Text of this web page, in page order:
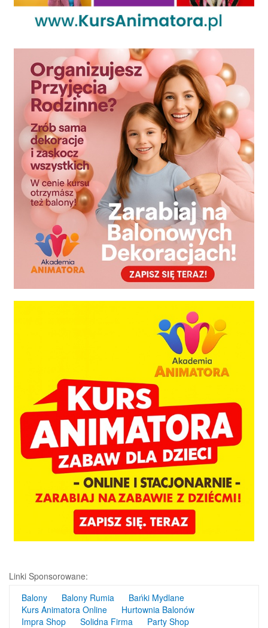
Linki Sponsorowane:
Balony
Balony Rumia
Bańki Mydlane
Kurs Animatora Online
Hurtownia Balonów
Impra Shop
Solidna Firma Party Shop